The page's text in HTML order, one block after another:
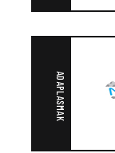
ADAPLASMAK